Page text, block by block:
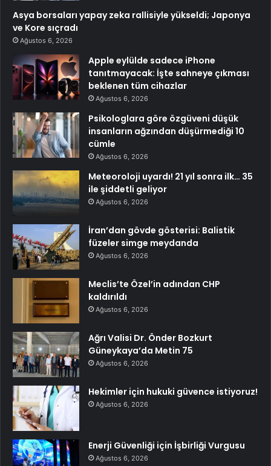
Asya borsaları yapay zeka rallisiyle yükseldi; Japonya
ve Kore sıçradı
Ağustos 6, 2026
Apple eylülde sadece iPhone
tanıtmayacak: İşte sahneye çıkması
beklenen tüm cihazlar
Ağustos 6, 2026
Psikologlara göre özgüveni düşük
insanların ağzından düşürmediği 10
cümle
Ağustos 6, 2026
Meteoroloji uyardı! 21 yıl sonra ilk… 35
ile şiddetli geliyor
Ağustos 6, 2026
İran’dan gövde gösterisi: Balistik
füzeler simge meydanda
Ağustos 6, 2026
Meclis’te Özel’in adından CHP
kaldırıldı
Ağustos 6, 2026
Ağrı Valisi Dr. Önder Bozkurt
Güneykaya’da Metin 75
Ağustos 6, 2026
Hekimler için hukuki güvence istiyoruz!
Ağustos 6, 2026
Enerji Güvenliği için İşbirliği Vurgusu
Ağustos 6, 2026